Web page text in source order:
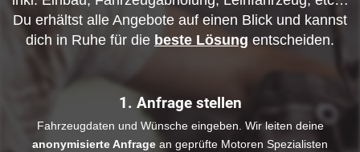
Du erhältst alle Angebote auf einen Blick und kannst
dich in Ruhe für die beste Lösung entscheiden.
1. Anfrage stellen
Fahrzeugdaten und Wünsche eingeben. Wir leiten deine
anonymisierte Anfrage an geprüfte Motoren Spezialisten